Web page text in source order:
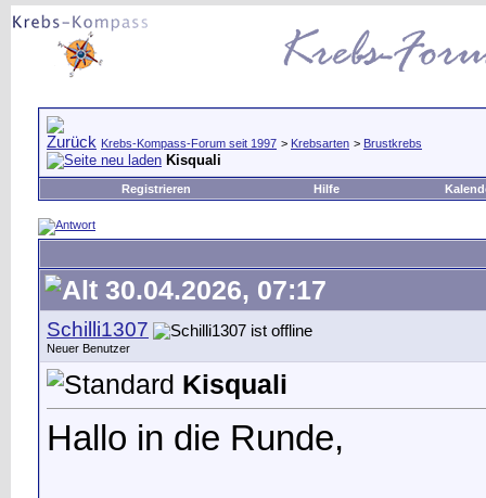
Krebs-Kompass-Forum seit 1997 > Krebsarten > Brustkrebs
Kisquali
Registrieren Hilfe
30.04.2026, 07:17
Schilli1307
Neuer Benutzer
Kisquali
Hallo in die Runde,